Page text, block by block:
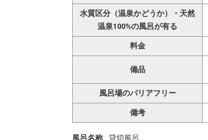
水質区分（温泉かどうか）・天然
温泉100%の風呂が有る
料金
備品
風呂場のバリアフリー
備考
風呂名称 貸切風呂